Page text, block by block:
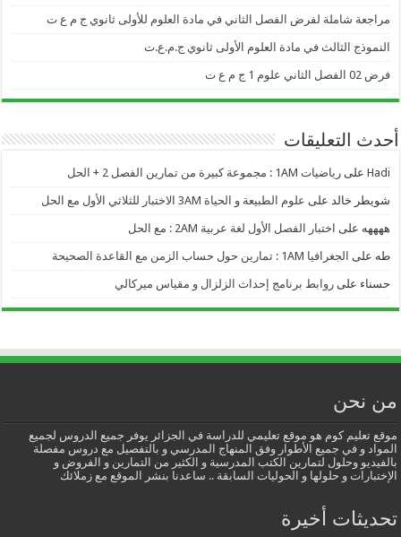
مراجعة شاملة لفرض الفصل الثاني في مادة العلوم للأولى ثانوي ج م ع ت
النموذج الثالث في مادة العلوم الأولى ثانوي ج.م.ع.ت
فرض 02 الفصل الثاني علوم 1 ج م ع ت
أحدث التعليقات
Hadi علىرياضيات 1AM : مجموعة كبيرة من تمارين الفصل 2 + الحل
شويطر خالد على علوم الطبيعة و الحياة 3AM الاختبار للثلاثي الأول مع الحل
ههههه على اختبار الفصل الأول لغة عربية 2AM : مع الحل
طه على الجغرافيا 1AM : تمارين حول حساب الزمن مع القاعدة الصحيحة
حسناء علىروابط برنامج إحداث الزلزال و مقياس ميركالي
من نحن
موقع تعليم كوم هو موقع تعليمي للدراسة في الجزائر يوفر جميع الدروس لجميع
المواد و في جميع الأطوار وفق المنهاج المدرسي و بالتفصيل مع دروس مفصلة
بالفيديو وحلول لتمارين الكتب المدرسية و الكثير من التمارين و الفروض و
الإختبارات و حلولها و الحوليات السابقة .. ساعدنا بنشر الموقع مع زملائك
تحديثات أخيرة